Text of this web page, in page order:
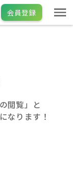
会員登録
閲覧」と
なります！